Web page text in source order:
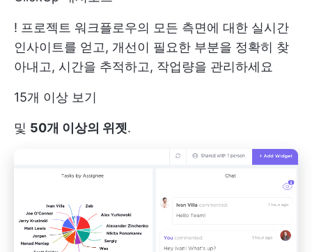
! 프로젝트 워크플로우의 모든 측면에 대한 실시간
인사이트를 얻고, 개선이 필요한 부분을 정확히 찾
아내고, 시간을 추적하고, 작업량을 관리하세요
15개 이상 보기
및 50개 이상의 위젯.